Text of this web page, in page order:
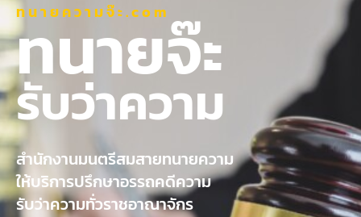
ทนายความจ๊ะ.com
ทนายจ๊ะ
รับว่าความ
สำนักงานมนตรีสมสายทนายความ
ให้บริการปรึกษาอรรถคดีความ
รับว่าความทั่วราชอาณาจักร